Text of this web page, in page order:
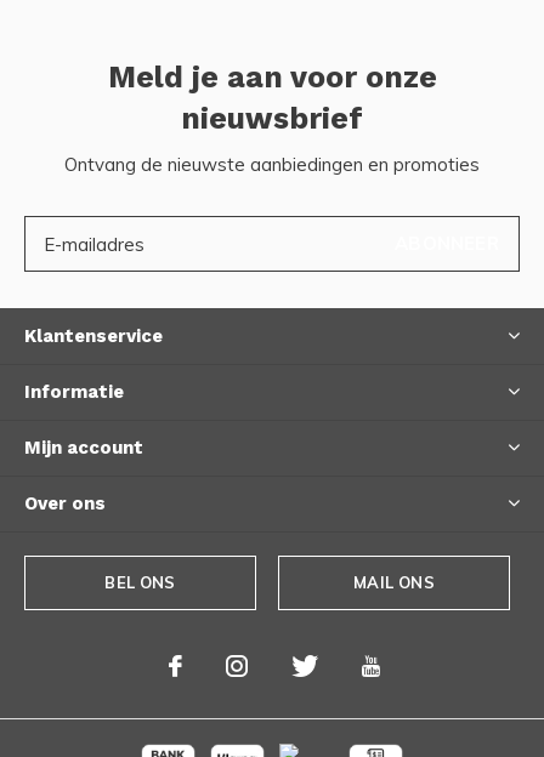
Meld je aan voor onze
nieuwsbrief
Ontvang de nieuwste aanbiedingen en promoties
Klantenservice
Informatie
Mijn account
Over ons
BEL ONS MAIL ONS